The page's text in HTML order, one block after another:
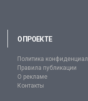
О ПРОЕКТЕ
Политика
Правила публикации
О рекламе
Контакты